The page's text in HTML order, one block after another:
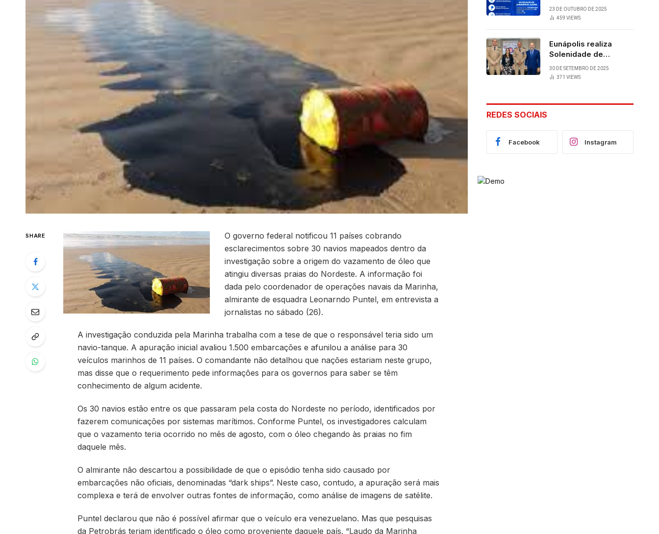
SHARE
O governo federal notificou 11 países cobrando
esclarecimentos sobre 30 navios mapeados dentro da
investigação sobre a origem do vazamento de óleo que
atingiu diversas praias do Nordeste. A informação foi
dada pelo coordenador de operações navais da Marinha,
almirante de esquadra Leonarndo Puntel, em entrevista a
jornalistas no sábado (26).
A investigação conduzida pela Marinha trabalha com a tese de que o responsável teria sido um
navio-tanque. A apuração inicial avaliou 1.500 embarcações e afunilou a análise para 30
veículos marinhos de 11 países. O comandante não detalhou que nações estariam neste grupo,
mas disse que o requerimento pede informações para os governos para saber se têm
conhecimento de algum acidente.
Os 30 navios estão entre os que passaram pela costa do Nordeste no período, identificados por
fazerem comunicações por sistemas marítimos. Conforme Puntel, os investigadores calculam
que o vazamento teria ocorrido no mês de agosto, com o óleo chegando às praias no fim
daquele mês.
O almirante não descartou a possibilidade de que o episódio tenha sido causado por
embarcações não oficiais, denominadas “dark ships”. Neste caso, contudo, a apuração será mais
complexa e terá de envolver outras fontes de informação, como análise de imagens de satélite.
Puntel declarou que não é possível afirmar que o veículo era venezuelano. Mas que pesquisas
da Petrobrás teriam identificado o óleo como proveniente daquele país. “Laudo da Marinha
para chuvas
23 DE OUTUBRO DE 2025
459 VIEWS
Eunápolis realiza
Solenidade de
Assunção do 28º
BPM, conquista
Cláudia e Robério
30 DE SETEMBRO DE 2025
371 VIEWS
REDES SOCIAIS
Facebook Instagram